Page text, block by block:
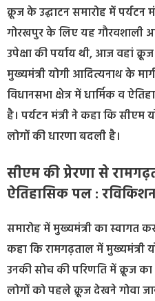
क्रूज के उद्घाटन समारोह में पर्यटन
गोरखपुर के लिए यह गौरवशाली
उपेक्षा की पर्याय थी, आज वहां
मुख्यमंत्री योगी आदित्यनाथ के
विधानसभा क्षेत्र में धार्मिक व
है। पर्यटन मंत्री ने कहा कि सीएम
लोगों की धारणा बदली है।
सीएम की प्रेरणा से
ऐतिहासिक पल :
समारोह में मुख्यमंत्री का स्वागत
कहा कि रामगढ़ताल में मुख्यमंत्री
उनकी सोच की परिणति में क्रूज
लोगों को पहले क्रूज देखने गोवा